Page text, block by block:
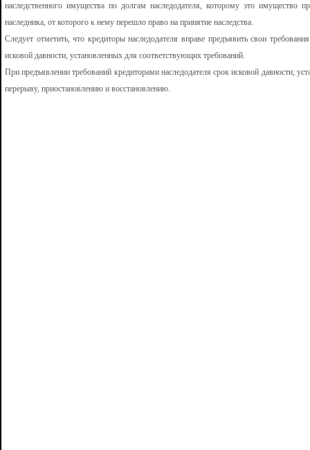
наследственного имущества по долгам наследодателя, которому это
наследника, от которого к нему перешло право на принятие наследства.
Следует отметить, что кредиторы наследодателя вправе предъявить свои
исковой давности, установленных для соответствующих требований.
При предъявлении требований кредиторами наследодателя срок исковой давности,
перерыву, приостановлению и восстановлению.